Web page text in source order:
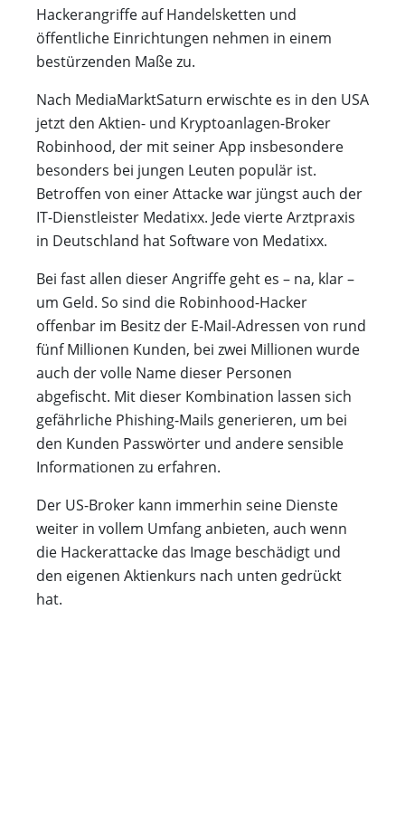
Hackerangriffe auf Handelsketten und
öffentliche Einrichtungen nehmen in einem
bestürzenden Maße zu.
Nach MediaMarktSaturn erwischte es in den USA
jetzt den Aktien- und Kryptoanlagen-Broker
Robinhood, der mit seiner App insbesondere
besonders bei jungen Leuten populär ist.
Betroffen von einer Attacke war jüngst auch der
IT-Dienstleister Medatixx. Jede vierte Arztpraxis
in Deutschland hat Software von Medatixx.
Bei fast allen dieser Angriffe geht es – na, klar –
um Geld. So sind die Robinhood-Hacker
offenbar im Besitz der E-Mail-Adressen von rund
fünf Millionen Kunden, bei zwei Millionen wurde
auch der volle Name dieser Personen
abgefischt. Mit dieser Kombination lassen sich
gefährliche Phishing-Mails generieren, um bei
den Kunden Passwörter und andere sensible
Informationen zu erfahren.
Der US-Broker kann immerhin seine Dienste
weiter in vollem Umfang anbieten, auch wenn
die Hackerattacke das Image beschädigt und
den eigenen Aktienkurs nach unten gedrückt
hat.